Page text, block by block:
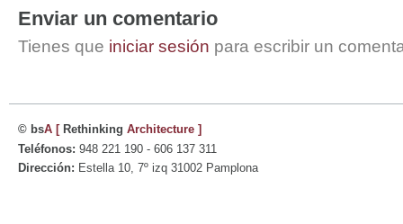
Enviar un comentario
Tienes que iniciar sesión para escribir un
© bsA [Rethinking Architecture ]
Teléfonos: 948 221 190 - 606 137 311
Dirección: Estella 10, 7º izq 31002 Pamplona